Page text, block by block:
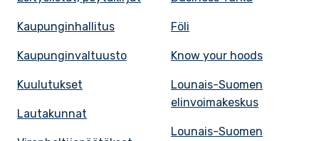
Kaupunginhallitus
Kaupunginvaltuusto
Kuulutukset
Lautakunnat
Föli
Know your hoods
Lounais-Suomen
elinvoimakeskus
Lounais-Suomen